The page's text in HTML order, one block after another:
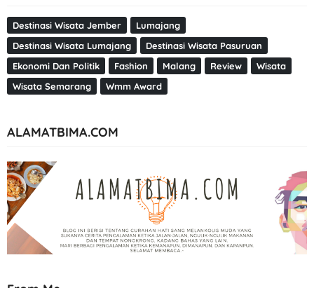
Destinasi Wisata Jember
Lumajang
Destinasi Wisata Lumajang
Destinasi Wisata Pasuruan
Ekonomi Dan Politik
Fashion Malang Review
Wisata
Wisata Semarang
Wmm Award
ALAMATBIMA.COM